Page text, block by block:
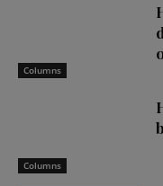
Columns
Columns